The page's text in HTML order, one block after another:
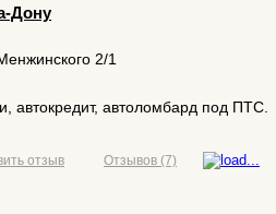
Дону
2/1
автоломбард под ПТС.
отзыв Отзывов (7)